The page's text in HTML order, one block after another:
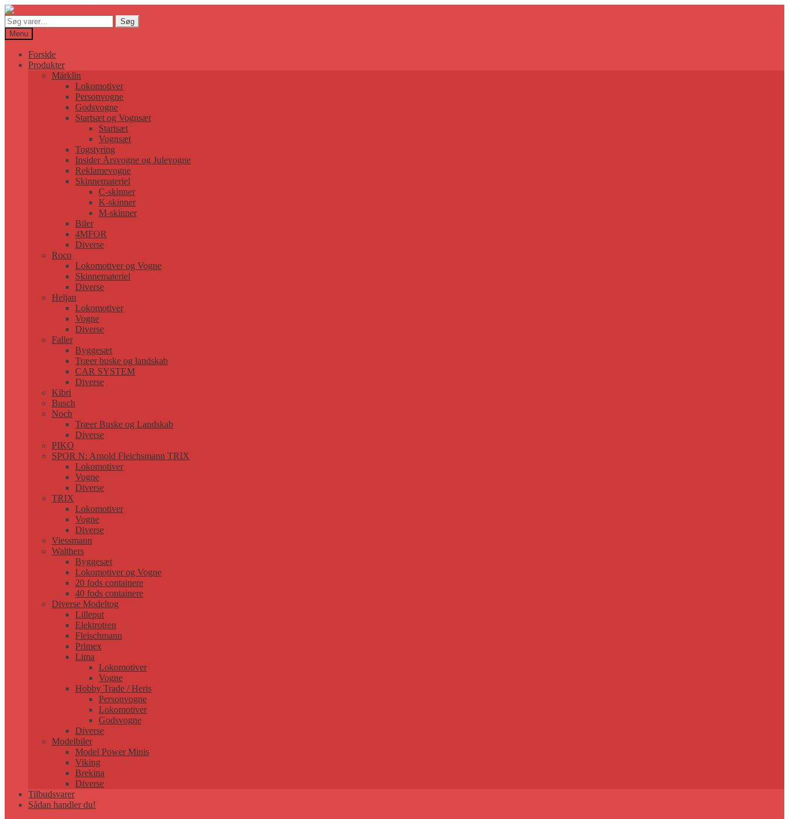
Søg
efter:
Søg
Menu
Forside
Produkter
Märklin
Lokomotiver
Personvogne
Godsvogne
Startsæt og Vognsæt
Startsæt
Vognsæt
Togstyring
Insider Årsvogne og Julevogne
Reklamevogne
Skinnemateriel
C-skinner
K-skinner
M-skinner
Biler
4MFOR
Diverse
Roco
Lokomotiver og Vogne
Skinnemateriel
Diverse
Heljan
Lokomotiver
Vogne
Diverse
Faller
Byggesæt
Træer buske og landskab
CAR SYSTEM
Diverse
Kibri
Busch
Noch
Træer Buske og Landskab
Diverse
PIKO
SPOR N: Arnold Fleichsmann TRIX
Lokomotiver
Vogne
Diverse
TRIX
Lokomotiver
Vogne
Diverse
Viessmann
Walthers
Byggesæt
Lokomotiver og Vogne
20 fods containere
40 fods containere
Diverse Modeltog
Lilleput
Elektrotren
Fleischmann
Primex
Lima
Lokomotiver
Vogne
Hobby Trade / Heris
Personvogne
Lokomotiver
Godsvogne
Diverse
Modelbiler
Model Power Minis
Viking
Brekina
Diverse
Tilbudsvarer
Sådan handler du!